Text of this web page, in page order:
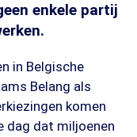
enkele partij
in Belgische
Belang als
komen
dag dat miljoenen